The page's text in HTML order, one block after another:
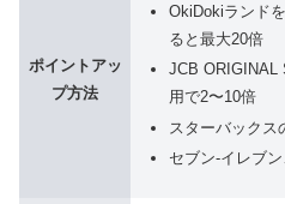
ポイントアッ
プ方法
OkiDokiランド
ると最大20倍
JCB ORIGINAL
用で2〜10倍
スターバックス
セブン-イレブ